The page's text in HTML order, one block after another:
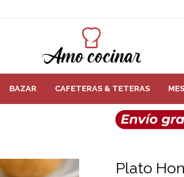
BAZAR CAFETERAS & TETERAS
Plato